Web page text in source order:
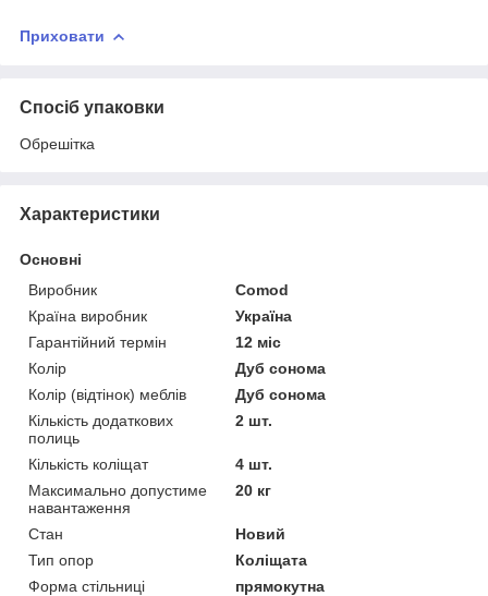
Приховати
Спосіб упаковки
Обрешітка
Характеристики
Основні
Виробник
Comod
Країна виробник
Україна
Гарантійний термін
12 міс
Колір
Дуб сонома
Колір (відтінок) меблів
Дуб сонома
Кількість додаткових
полиць
2 шт.
Кількість коліщат
4 шт.
Максимально допустиме
навантаження
20 кг
Стан
Новий
Тип опор
Коліщата
Форма стільниці
прямокутна